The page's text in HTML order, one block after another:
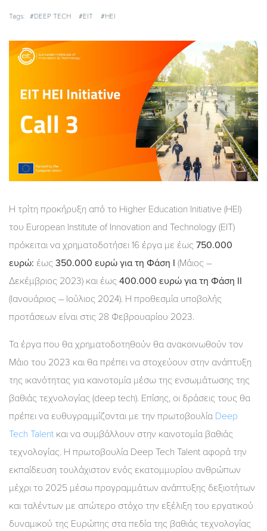
Tags: #DEEP TECH #EIT #HEI
Η τρίτη προκήρυξη από το Higher Education Initiative (HEI)
του European Institute of Innovation and Technology (EIT)
πρόκειται να χρηματοδοτήσει 16 έργα με έως 750.000
ευρώ: έως 350.000 ευρώ για τη Φάση Ι (Μάιος –
Δεκέμβριος 2023) και έως 400.000 ευρώ για τη Φάση ΙΙ
(Ιανουάριος – Ιούλιος 2024). Η προθεσμία υποβολής
προτάσεων είναι στις 28 Φεβρουαρίου 2023.
Τα έργα που θα χρηματοδοτηθούν θα ανακοινωθούν τον
Μάιο του 2023 και θα πρέπει να στοχεύουν στην ανάπτυξη
της ικανότητας για καινοτομία μέσω της ενσωμάτωσης της
βαθιάς τεχνολογίας (deep tech). Επίσης, οι δράσεις τους θα
πρέπει να ευθυγραμμίζονται με την πρωτοβουλία Deep
Tech Talent και να συμβάλλουν στην καινοτομία βαθιάς
τεχνολογίας. Η πρωτοβουλία Deep Tech Talent αφορά την
εκπαίδευση τουλάχιστον ενός εκατομμυρίου ανθρώπων
μέχρι το 2025 μέσω προγραμμάτων ανάπτυξης δεξιοτήτων
και ταλέντων με απώτερο στόχο την εξέλιξη του εργατικού
δυναμικού της Ευρώπης στα πεδία της βαθιάς τεχνολογίας